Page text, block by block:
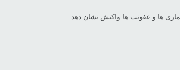
ها و عفونت ها واکنش نشان دهد.